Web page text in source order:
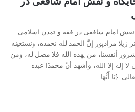
نقش امام شافعی در فقه و تمدن اسلامی
مرادپور إنَّ الحمد لله نحمده، ونستعینه
أنفسنا، من یهده الله فلا مضل له، ومن
إله إلا الله، وأشهد أنَّ محمدًا عبده
{یَا أَیُّهَا…